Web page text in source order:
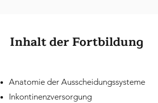
Inhalt der Fortbildung
​Anatomie der Ausscheidungssysteme
Inkontinenzversorgung